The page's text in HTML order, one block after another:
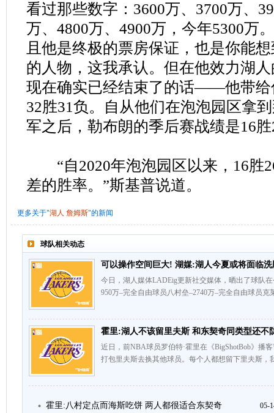
看过那些数字：3600万、3700万、
万、4800万、4900万，今年5300万
且他是终极的票房保证，也是你能
的人物，这我承认。但在他效力湖
现在确实已经结束了的话——他带给
32胜31负。自从他们在泡泡园区拿
军之后，勒布朗的季后赛战绩是16胜
“自2020年泡泡园区以来，16胜
差的胜率。”斯基普说道。
更多关于"湖人 詹姆斯"的新闻
球队相关动态
可以操作空间巨大! 湖媒:湖人今夏或将面临洗
今日，湖人媒体LADEig更新社交媒体，晒出了球队
950万–完全自由球员八村垒–2740万–完全自由球员
霍里:湖人不该留里夫斯 和东契奇同类型还不
近日，前NBA球员罗伯特·霍里在《BigShotBob》播
打包里夫斯去换其他球员。每个人都想留下里夫斯
霍里:八村定点而海斯吃饼 两人都很适合东契奇 05-